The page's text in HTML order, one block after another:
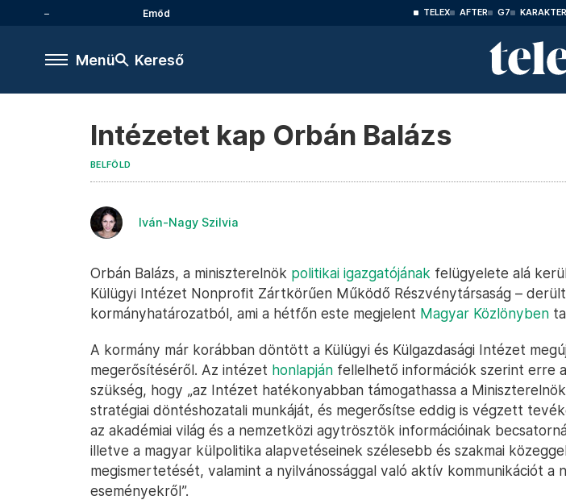
Emőd TELEX AFTER G7 KARAKTER
Menü Kereső
Intézetet kap Orbán Balázs
BELFÖLD
Iván-Nagy Szilvia
Orbán Balázs, a miniszterelnök politikai igazgatójának felügyelete alá
Külügyi Intézet Nonprofit Zártkörűen Működő Részvénytársaság –
kormányhatározatból, ami a hétfőn este megjelent Magyar Közlönyben
A kormány már korábban döntött a Külügyi és Külgazdasági Intézet
megerősítéséről. Az intézet honlapján fellelhető információk szerint erre
szükség, hogy „az Intézet hatékonyabban támogathassa a
stratégiai döntéshozatali munkáját, és megerősítse eddig is végzett
az akadémiai világ és a nemzetközi agytrösztök információinak
illetve a magyar külpolitika alapvetéseinek szélesebb és szakmai
megismertetését, valamint a nyilvánossággal való aktív kommunikációt a
eseményekről”.